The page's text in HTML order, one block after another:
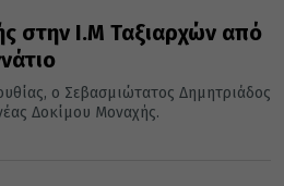
στην Ι.Μ Ταξιαρχών από
ο Σεβασμιώτατος Δημητριάδος
Δοκίμου Μοναχής.